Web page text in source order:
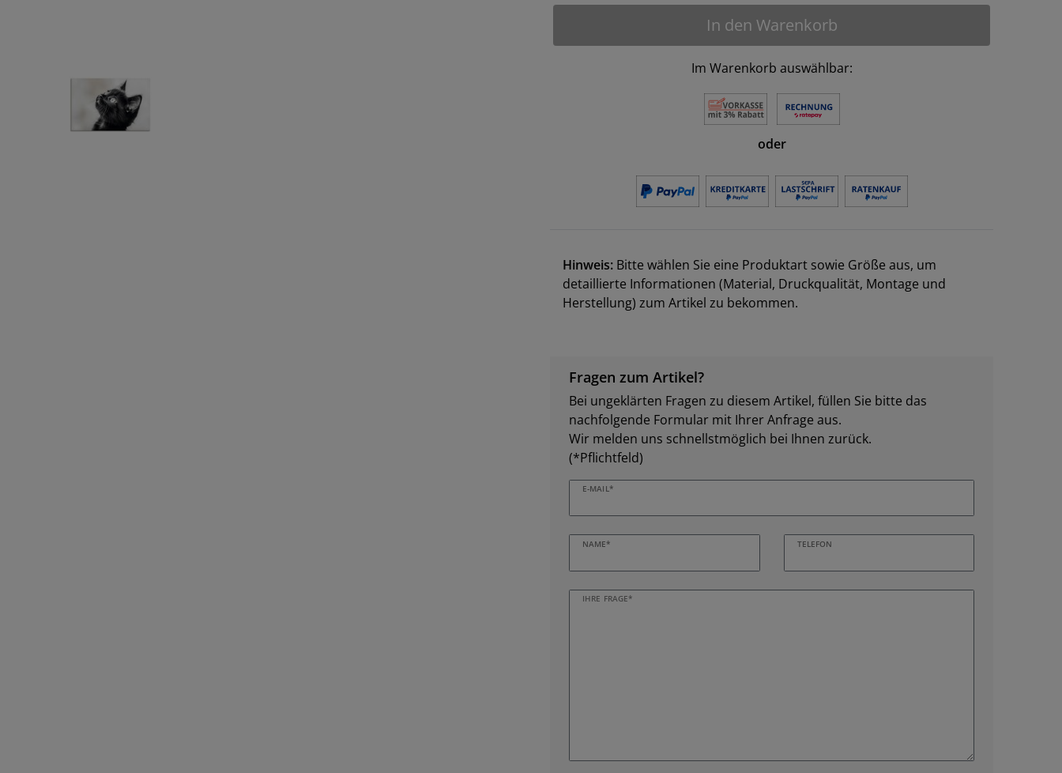
In den Warenkorb
Im Warenkorb auswählbar:
oder
Hinweis: Bitte wählen Sie eine Produktart sowie Größe aus, um
detaillierte Informationen (Material, Druckqualität, Montage und
Herstellung) zum Artikel zu bekommen.
Fragen zum Artikel?
Bei ungeklärten Fragen zu diesem Artikel, füllen Sie bitte das
nachfolgende Formular mit Ihrer Anfrage aus.
Wir melden uns schnellstmöglich bei Ihnen zurück.
(*Pflichtfeld)
E-MAIL*
NAME* TELEFON
IHRE FRAGE*